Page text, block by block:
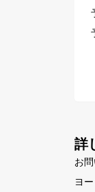
詳
お
ヨ